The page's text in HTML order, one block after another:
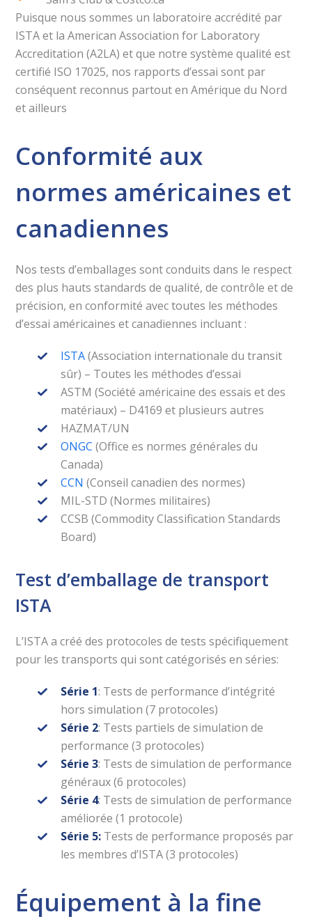
Puisque nous sommes un laboratoire accrédité par
ISTA et la American Association for Laboratory
Accreditation (A2LA) et que notre système qualité est
certifié ISO 17025, nos rapports d’essai sont par
conséquent reconnus partout en Amérique du Nord
et ailleurs
Conformité aux
normes américaines et
canadiennes
Nos tests d’emballages sont conduits dans le respect
des plus hauts standards de qualité, de contrôle et de
précision, en conformité avec toutes les méthodes
d’essai américaines et canadiennes incluant :
ISTA(Association internationale du transit
sûr) – Toutes les méthodes d’essai
ASTM (Société américaine des essais et des
matériaux) – D4169 et plusieurs autres
HAZMAT/UN
ONGC (Office es normes générales du
Canada)
CCN (Conseil canadien des normes)
MIL-STD (Normes militaires)
CCSB (Commodity Classification Standards
Board)
Test d’emballage de transport
ISTA
L’ISTA a créé des protocoles de tests spécifiquement
pour les transports qui sont catégorisés en séries:
Série 1: Tests de performance d’intégrité
hors simulation (7 protocoles)
Série 2: Tests partiels de simulation de
performance (3 protocoles)
Série 3: Tests de simulation de performance
généraux (6 protocoles)
Série 4: Tests de simulation de performance
améliorée (1 protocole)
Série 5: Tests de performance proposés par
les membres d’ISTA (3 protocoles)
Équipement à la fine